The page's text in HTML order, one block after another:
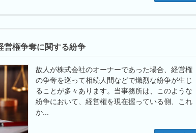
営権争奪に関する紛争
故人が株式会社のオーナーであった場合、経営権
の争奪を巡って相続人間などで熾烈な紛争が生じ
ることが多々あります。当事務所は、このような
紛争において、経営権を現在握っている側、これ
か...